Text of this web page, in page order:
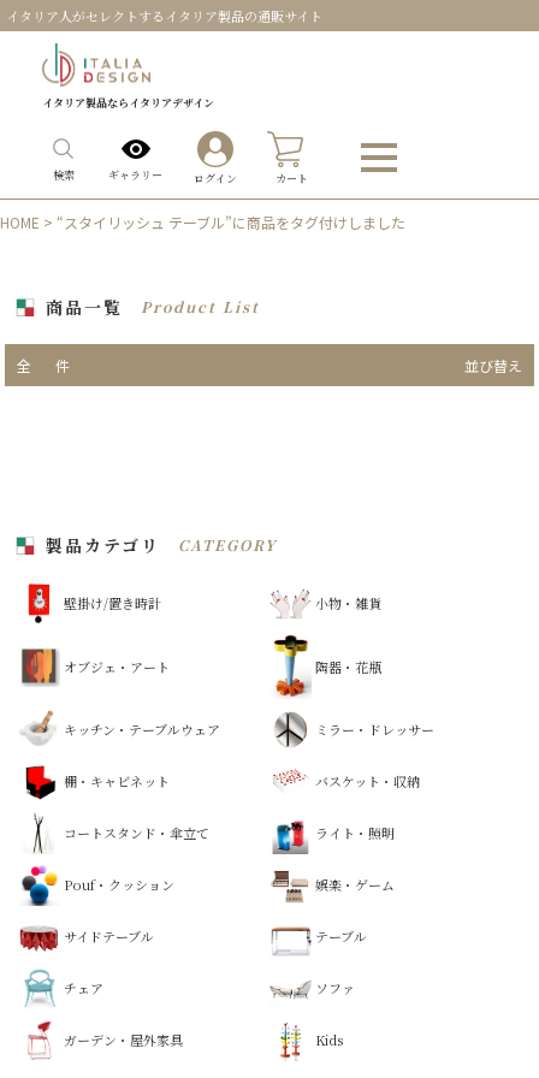
イタリア人がセレクトするイタリア製品の通販サイト
イタリア製品ならイタリアデザイン
検索 ギャラリー ログイン カート
HOME > “スタイリッシュ テーブル”に商品をタグ付けしました
商品一覧 Product List
全 件 並び替え
製品カテゴリ CATEGORY
壁掛け/置き時計 小物・雑貨
オブジェ・アート 陶器・花瓶
キッチン・テーブルウェア ミラー・ドレッサー
棚・キャビネット バスケット・収納
コートスタンド・傘立て ライト・照明
Pouf・クッション 娯楽・ゲーム
サイドテーブル テーブル
チェア ソファ
ガーデン・屋外家具 Kids